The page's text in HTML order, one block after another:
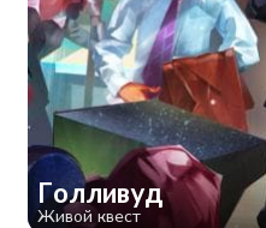
Голливуд
Живой квест